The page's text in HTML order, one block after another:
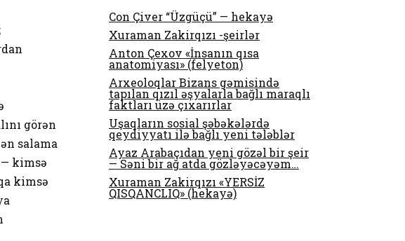
görən
salama
kimsə
kimsə
Con Çiver “Üzgüçü” — hekayə
Xuraman Zakirqızı -şeirlər
Anton Çexov «İnsanın qısa
anatomiyası» (felyeton)
Arxeoloqlar Bizans gəmisində
tapılan qızıl əşyalarla bağlı maraqlı
faktları üzə çıxarırlar
Uşaqların sosial şəbəkələrdə
qeydiyyatı ilə bağlı yeni tələblər
Ayaz Arabaçıdan yeni gözəl bir şeir
— Səni bir ağ atda gözləyəcəyəm…
Xuraman Zakirqızı «YERSİZ
QISQANCLIQ» (hekayə)